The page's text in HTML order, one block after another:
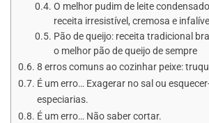
O melhor pudim de leite
receita irresistível, cremosa e infalível
Pão de queijo: receita tradicional
o melhor pão de queijo de sempre
8 erros comuns ao cozinhar peixe:
É um erro… Exagerar no sal ou
especiarias.
É um erro… Não saber cortar.